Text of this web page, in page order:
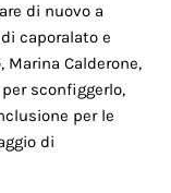
di nuovo a
caporalato e
Calderone,
sconfiggerlo,
per le
di